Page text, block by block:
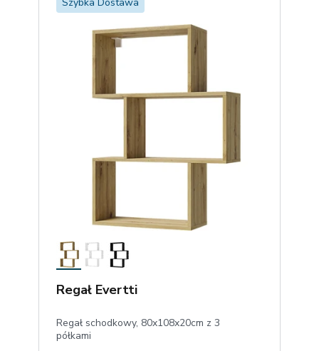
Regał Evertti
Regał schodkowy, 80x108x20cm z 3
półkami